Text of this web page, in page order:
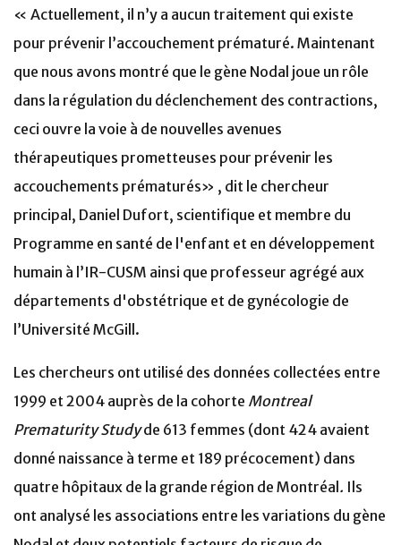
« Actuellement, il n’y a aucun traitement qui existe
pour prévenir l’accouchement prématuré. Maintenant
que nous avons montré que le gène Nodal joue un rôle
dans la régulation du déclenchement des contractions,
ceci ouvre la voie à de nouvelles avenues
thérapeutiques prometteuses pour prévenir les
accouchements prématurés» , dit le chercheur
principal, Daniel Dufort, scientifique et membre du
Programme en santé de l'enfant et en développement
humain à l’IR-CUSM ainsi que professeur agrégé aux
départements d'obstétrique et de gynécologie de
l’Université McGill.
Les chercheurs ont utilisé des données collectées entre
1999 et 2004 auprès de la cohorte Montreal
Prematurity Studyde 613 femmes (dont 424 avaient
donné naissance à terme et 189 précocement) dans
quatre hôpitaux de la grande région de Montréal. Ils
ont analysé les associations entre les variations du gène